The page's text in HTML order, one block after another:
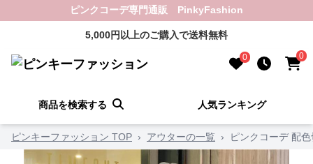
ピンクコーデ専門通販 PinkyFashion
5,000円以上のご購入で送料無料
0 0
商品を検索する 人気ランキング
ピンキーファッション TOP › アウターの一覧 › ピンクコーデ 配